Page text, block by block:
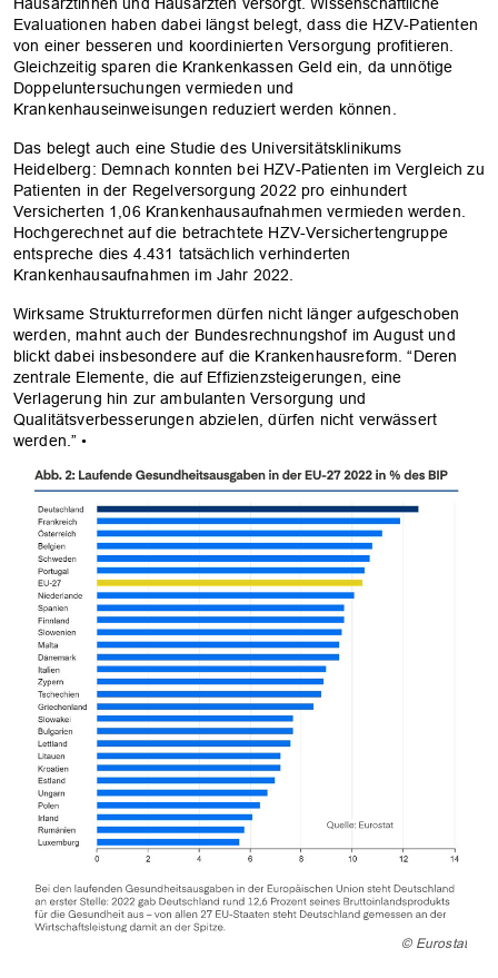
Hausärztinnen und Hausärzten versorgt. Wissenschaftliche
Evaluationen haben dabei längst belegt, dass die HZV-Patienten
von einer besseren und koordinierten Versorgung profitieren.
Gleichzeitig sparen die Krankenkassen Geld ein, da unnötige
Doppeluntersuchungen vermieden und
Krankenhauseinweisungen reduziert werden können.
Das belegt auch eine Studie des Universitätsklinikums
Heidelberg: Demnach konnten bei HZV-Patienten im Vergleich zu
Patienten in der Regelversorgung 2022 pro einhundert
Versicherten 1,06 Krankenhausaufnahmen vermieden werden.
Hochgerechnet auf die betrachtete HZV-Versichertengruppe
entspreche dies 4.431 tatsächlich verhinderten
Krankenhausaufnahmen im Jahr 2022.
Wirksame Strukturreformen dürfen nicht länger aufgeschoben
werden, mahnt auch der Bundesrechnungshof im August und
blickt dabei insbesondere auf die Krankenhausreform. “Deren
zentrale Elemente, die auf Effizienzsteigerungen, eine
Verlagerung hin zur ambulanten Versorgung und
Qualitätsverbesserungen abzielen, dürfen nicht verwässert
werden.” •
© Eurostat